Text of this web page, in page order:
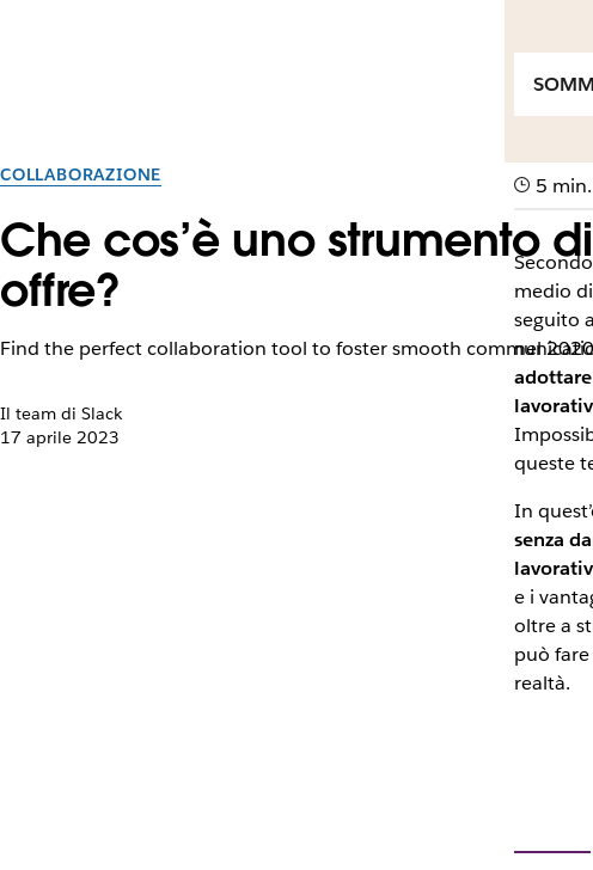
COLLABORAZIONE
Che cos’è uno strumento
offre?
Find the perfect collaboration tool to foster smooth
Il team di Slack
17 aprile 2023
5
medio
seguito
nel
queste
In
senza
e i
oltre a
può
realtà.